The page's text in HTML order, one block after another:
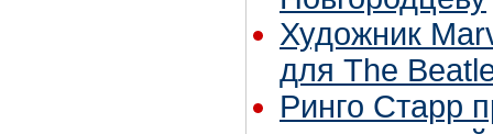
Художник
для The
Ринго Старр